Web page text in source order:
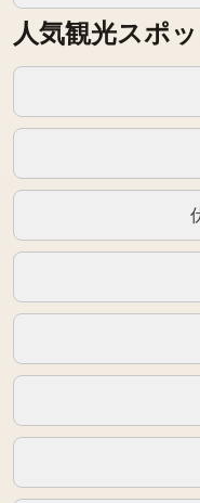
人気観光スポッ